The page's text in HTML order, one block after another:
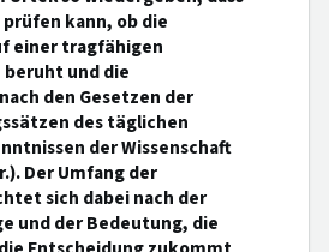
kann, ob die
einer tragfähigen
und die
den Gesetzen der
des täglichen
der Wissenschaft
Der Umfang der
sich dabei nach der
und der Bedeutung, die